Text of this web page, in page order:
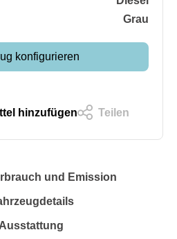
Grau
konfigurieren
hinzufügen Teilen
und Emission
Ausstattung